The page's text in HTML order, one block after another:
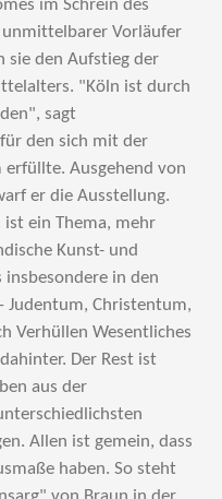
im Schrein des
unmittelbarer Vorläufer
sie den Aufstieg der
"Köln ist durch
sagt
den sich mit der
erfüllte. Ausgehend von
er die Ausstellung.
ist ein Thema, mehr
Kunst- und
in den
Judentum, Christentum,
Verhüllen Wesentliches
Der Rest ist
aus der
Allen ist gemein, dass
haben. So steht